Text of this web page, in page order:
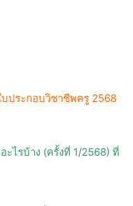
ประกอบวิชาชีพครู 2568
ไรบ้าง (ครั้งที่ 1/2568) ที่